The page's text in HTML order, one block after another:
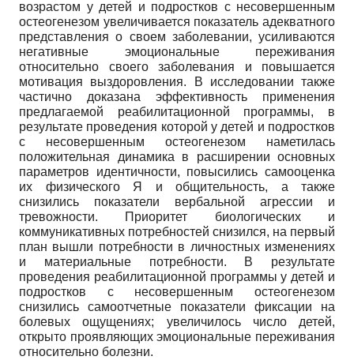
возрастом у детей и подростков с несовершенным
остеогенезом увеличивается показатель адекватного
представления о своем заболевании, усиливаются
негативные эмоциональные переживания
относительно своего заболевания и повышается
мотивация выздоровления. В исследовании также
частично доказана эффективность применения
предлагаемой реабилитационной программы, в
результате проведения которой у детей и подростков
с несовершенным остеогенезом наметилась
положительная динамика в расширении основных
параметров идентичности, повысились самооценка
их физического Я и общительность, а также
снизились показатели вербальной агрессии и
тревожности. Приоритет биологических и
коммуникативных потребностей снизился, на первый
план вышли потребности в личностных изменениях
и материальные потребности. В результате
проведения реабилитационной программы у детей и
подростков с несовершенным остеогенезом
снизились самоотчетные показатели фиксации на
болевых ощущениях; увеличилось число детей,
открыто проявляющих эмоциональные переживания
относительно болезни.